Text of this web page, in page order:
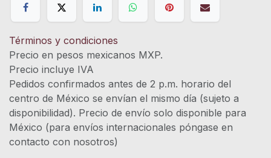
Términos y condiciones
Precio en pesos mexicanos MXP.
Precio incluye IVA
Pedidos confirmados antes de 2 p.m. horario del
centro de México se envían el mismo día (sujeto a
disponibilidad). Precio de envío solo disponible para
México (para envíos internacionales póngase en
contacto con nosotros)